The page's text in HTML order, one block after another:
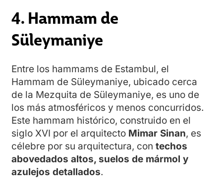
4. Hammam de
Süleymaniye
Entre los hammams de Estambul, el
Hammam de Süleymaniye, ubicado cerca
de la Mezquita de Süleymaniye, es uno de
los más atmosféricos y menos concurridos.
Este hammam histórico, construido en el
siglo XVI por el arquitecto Mimar Sinan, es
célebre por su arquitectura, con techos
abovedados altos, suelos de mármol y
azulejos detallados.